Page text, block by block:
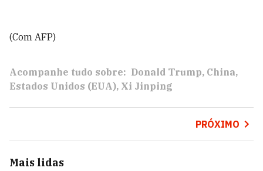
(Com AFP)
Acompanhe tudo sobre: Donald Trump China
Estados Unidos (EUA) Xi Jinping
PRÓXIMO
Mais lidas